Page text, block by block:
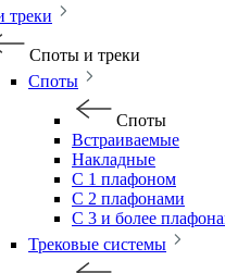
треки
Споты и треки
Споты
Споты
Встраиваемые
Накладные
С 1 плафоном
С 2 плафонами
С 3 и более
Трековые системы